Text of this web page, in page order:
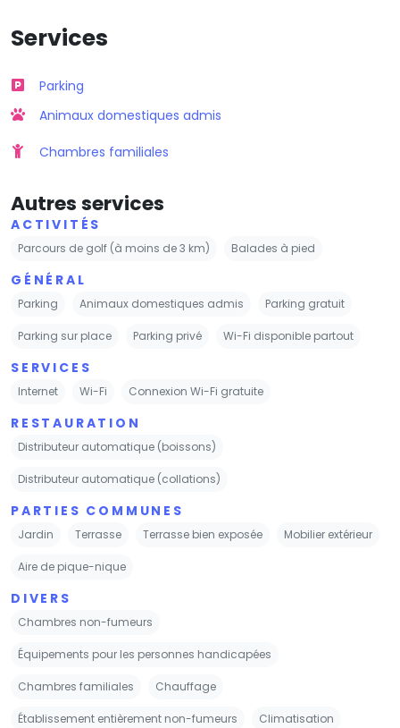
Services
Parking
Animaux domestiques admis
Chambres familiales
Autres services
ACTIVITÉS
Parcours de golf (à moins de 3 km) Balades à pied
GÉNÉRAL
Parking Animaux domestiques admis Parking gratuit
Parking sur place Parking privé Wi-Fi disponible partout
SERVICES
Internet Wi-Fi Connexion Wi-Fi gratuite
RESTAURATION
Distributeur automatique (boissons)
Distributeur automatique (collations)
PARTIES COMMUNES
Jardin Terrasse Terrasse bien exposée Mobilier extérieur
Aire de pique-nique
DIVERS
Chambres non-fumeurs
Équipements pour les personnes handicapées
Chambres familiales Chauffage
Établissement entièrement non-fumeurs Climatisation